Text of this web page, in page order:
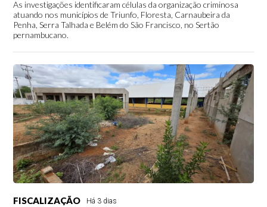
As investigações identificaram células da organização criminosa
atuando nos municípios de Triunfo, Floresta, Carnaubeira da
Penha, Serra Talhada e Belém do São Francisco, no Sertão
pernambucano.
FISCALIZAÇÃO Há 3 dias